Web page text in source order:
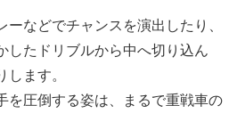
などでチャンスを演出したり、
したドリブルから中へ切り込ん
ます。
を圧倒する姿は、まるで重戦車の